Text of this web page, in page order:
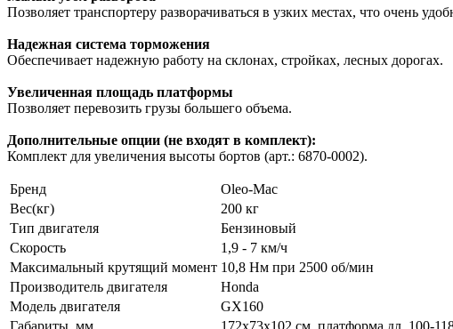
Позволяет транспортеру разворачиваться в узких местах, что очень
Надежная система торможения
Обеспечивает надежную работу на склонах, стройках, лесных дорогах.
Увеличенная площадь платформы
Позволяет перевозить грузы большего объема.
Дополнительные опции (не входят в комплект):
Комплект для увеличения высоты бортов (арт.: 6870-0002).
Бренд
Oleo-Mac
Вес(кг)
200 кг
Тип двигателя
Бензиновый
Скорость
1,9 - 7 км/ч
Максимальный крутящий момент 10,8 Нм при 2500 об/мин
Производитель двигателя
Honda
Модель двигателя
GX160